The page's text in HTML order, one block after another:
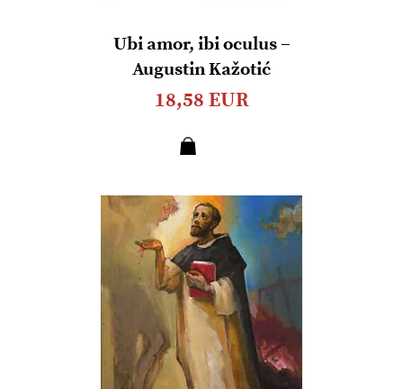
Ubi amor, ibi oculus –
Augustin Kažotić
18,58 EUR